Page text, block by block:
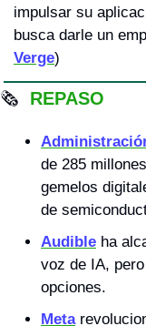
impulsar su
busca darle un
Verge)
🗞 REPASO
de 285
gemelos
de
Audible ha
voz de IA,
opciones.
Meta